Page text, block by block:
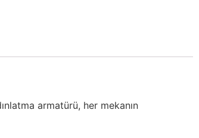
armatürü, her mekanın